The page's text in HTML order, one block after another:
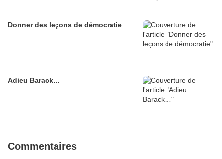
Donner des leçons de démocratie
Adieu Barack…
Commentaires